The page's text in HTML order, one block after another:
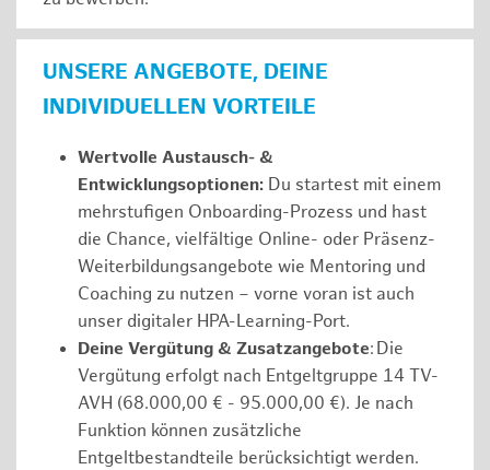
UNSERE ANGEBOTE, DEINE
INDIVIDUELLEN VORTEILE
Wertvolle Austausch- &
Entwicklungsoptionen: Du startest mit einem
mehrstufigen Onboarding-Prozess und hast
die Chance, vielfältige Online- oder Präsenz-
Weiterbildungsangebote wie Mentoring und
Coaching zu nutzen – vorne voran ist auch
unser digitaler HPA-Learning-Port.
Deine Vergütung & Zusatzangebote: Die
Vergütung erfolgt nach Entgeltgruppe 14 TV-
AVH (68.000,00 € - 95.000,00 €). Je nach
Funktion können zusätzliche
Entgeltbestandteile berücksichtigt werden.